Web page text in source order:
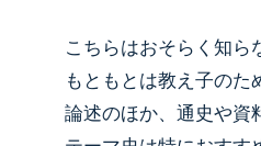
こちらはおそらく知ら
もともとは教え子のた
論述のほか、通史や資